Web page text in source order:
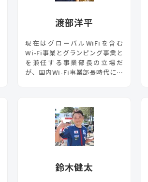
渡部洋平
現在はグローバルWiFiを含む
Wi-Fi事業とグランピング事業と
を兼任する事業部長の立場だ
が、国内Wi-Fi事業部長時代には
鈴木健太